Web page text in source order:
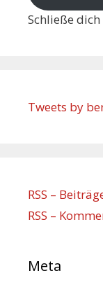
Schließe
Tweets by
RSS –
RSS –
Meta